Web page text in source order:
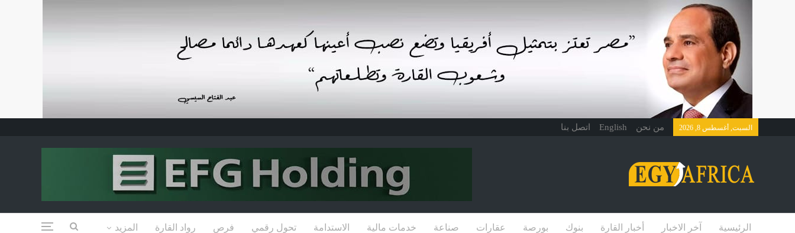
السبت, أغسطس 8, 2026 من نحن English اتصل بنا
الرئيسية آخر الاخبار أخبار القارة بنوك بورصة عقارات صناعة خدمات مالية الاستدامة تحول رقمي فرص رواد القارة المزيد